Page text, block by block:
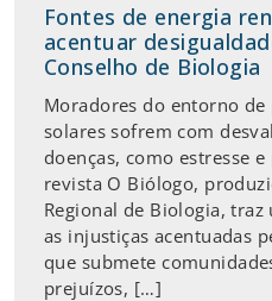
Fontes de energia
acentuar
Conselho de Biologia
Moradores do entorno de
solares sofrem com
doenças, como estresse
revista O Biólogo,
Regional de Biologia,
as injustiças acentuadas
que submete
prejuízos, […]